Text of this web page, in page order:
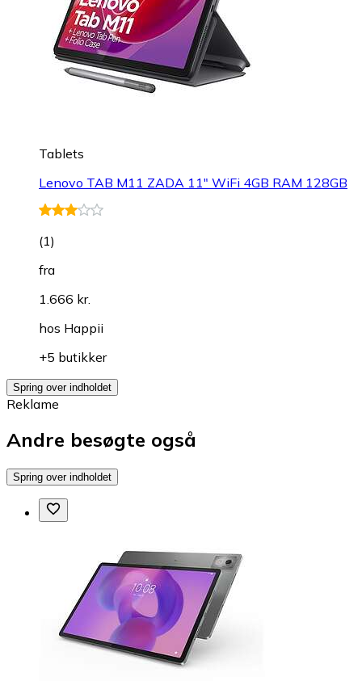
Tablets
Lenovo TAB M11 ZADA 11" WiFi 4GB RAM 128GB
(1)
fra
1.666 kr.
hos Happii
+5 butikker
Spring over indholdet
Reklame
Andre besøgte også
Spring over indholdet